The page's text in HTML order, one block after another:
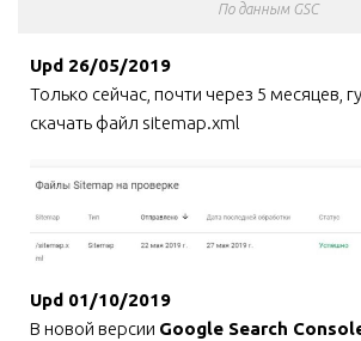
По данным GSC
Upd 26/05/2019
Только сейчас, почти через 5 месяцев,
скачать файл sitemap.xml
Upd 01/10/2019
В новой версии Google Search